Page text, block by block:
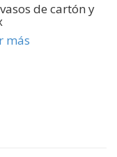
de cartón y
más